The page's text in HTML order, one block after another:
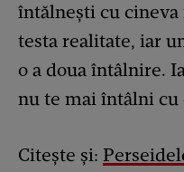
întălnești cu
testa realitate, iar
o a doua întâlnire.
nu te mai întâlni cu
Citește și: